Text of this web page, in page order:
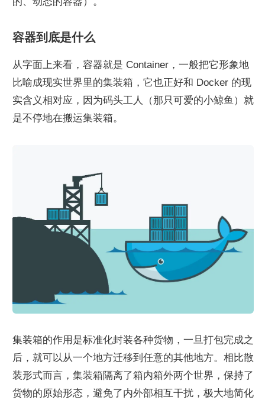
容器到底是什么
从字面上来看，容器就是 Container，一般把它形象地
比喻成现实世界里的集装箱，它也正好和 Docker 的现
实含义相对应，因为码头工人（那只可爱的小鲸鱼）就
是不停地在搬运集装箱。
集装箱的作用是标准化封装各种货物，一旦打包完成之
后，就可以从一个地方迁移到任意的其他地方。相比散
装形式而言，集装箱隔离了箱内箱外两个世界，保持了
货物的原始形态，避免了内外部相互干扰，极大地简化